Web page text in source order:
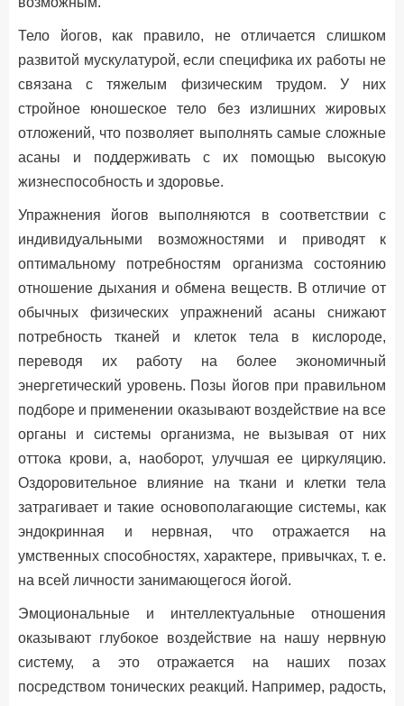
Тело йогов, как правило, не отличается слишком
развитой мускулатурой, если специфика их работы не
связана с тяжелым физическим трудом. У них
стройное юношеское тело без излишних жировых
отложений, что позволяет выполнять самые сложные
асаны и поддерживать с их помощью высокую
жизнеспособность и здоровье.
Упражнения йогов выполняются в соответствии с
индивидуальными возможностями и приводят к
оптимальному потребностям организма состоянию
отношение дыхания и обмена веществ. В отличие от
обычных физических упражнений асаны снижают
потребность тканей и клеток тела в кислороде,
переводя их работу на более экономичный
энергетический уровень. Позы йогов при правильном
подборе и применении оказывают воздействие на все
органы и системы организма, не вызывая от них
оттока крови, а, наоборот, улучшая ее циркуляцию.
Оздоровительное влияние на ткани и клетки тела
затрагивает и такие основополагающие системы, как
эндокринная и нервная, что отражается на
умственных способностях, характере, привычках, т. е.
на всей личности занимающегося йогой.
Эмоциональные и интеллектуальные отношения
оказывают глубокое воздействие на нашу нервную
систему, а это отражается на наших позах
посредством тонических реакций. Например, радость,